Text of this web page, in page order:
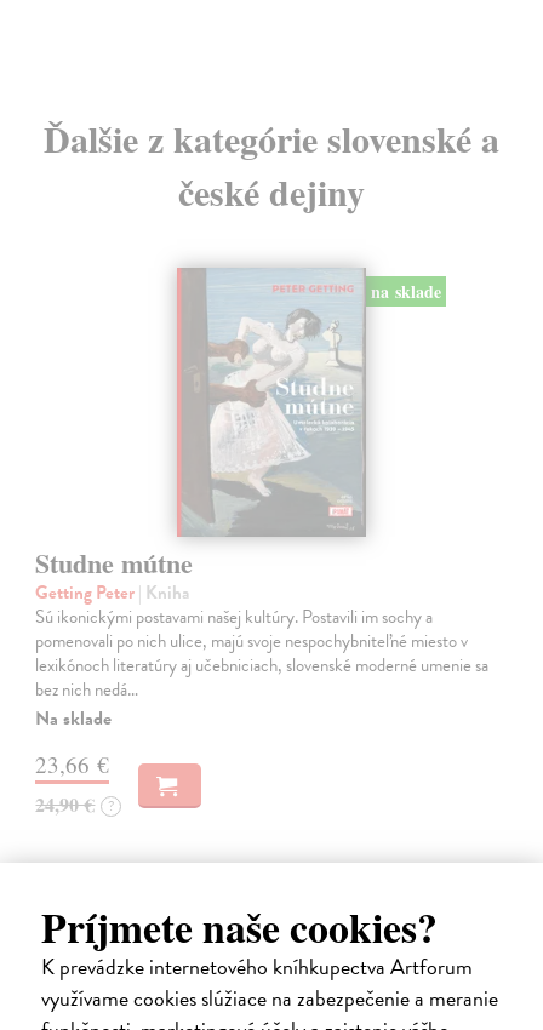
Príjmete naše cookies?
K prevádzke internetového kníhkupectva Artforum
využívame cookies slúžiace na zabezpečenie a meranie
Ďalšie z kategórie slovenské a
české dejiny
na sklade
Studne mútne
Getting Peter| Kniha
Sú ikonickými postavami našej kultúry. Postavili im sochy a
pomenovali po nich ulice, majú svoje nespochybniteľné miesto v
lexikónoch literatúry aj učebniciach, slovenské moderné umenie sa
bez nich nedá…
Na sklade
23,66 €
24,90 € ?
na sklade